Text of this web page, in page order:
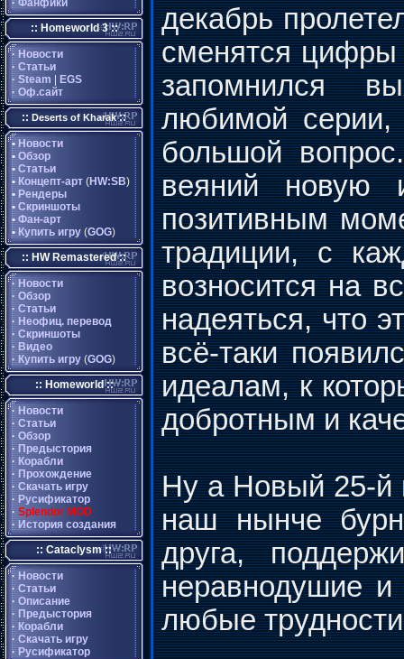
· Фанфики
:: Homeworld 3 ::
· Новости
· Статьи
· Steam
EGS
· Оф.сайт
:: Deserts of Kharak::
• Новости
• Обзор
• Статьи
• Концепт-арт (HW:SB)
• Рендеры
• Скриншоты
• Фан-арт
• Купить игру (GOG)
:: HW Remastered ::
· Новости
· Обзор
· Статьи
· Неофиц. перевод
· Скриншоты
· Видео
· Купить игру (GOG)
:: Homeworld ::
· Новости
· Статьи
· Обзор
· Предыстория
· Корабли
· Прохождение
· Скачать игру
· Русификатор
· Splendor MOD
· История создания
:: Cataclysm ::
· Новости
· Статьи
· Описание
· Предыстория
· Корабли
· Скачать игру
· Русификатор
декабрь
сменятся цифры
запомнился
любимой
большой
веяний новую
позитивным
традиции, с
возносится на
надеяться, что
всё-таки
идеалам, к
добротным и
Ну а Новый 25-й
наш нынче
друга,
неравнодушие и
любые